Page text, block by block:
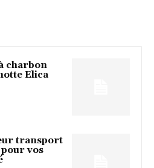
charbon
Elica
transport
pour vos